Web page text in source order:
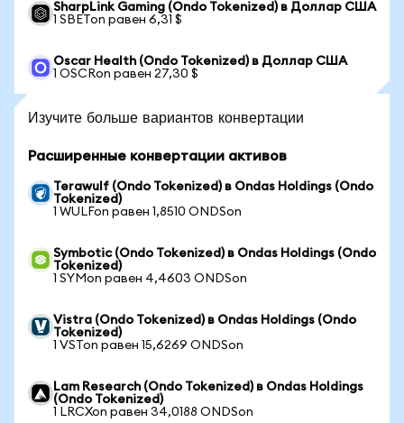
SharpLink Gaming (Ondo Tokenized) в Доллар США
1 SBETon равен 6,31 $
Oscar Health (Ondo Tokenized) в Доллар США
1 OSCRon равен 27,30 $
Изучите больше вариантов конвертации
Расширенные конвертации активов
Terawulf (Ondo Tokenized) в Ondas Holdings (Ondo
Tokenized)
1 WULFon равен 1,8510 ONDSon
Symbotic (Ondo Tokenized) в Ondas Holdings (Ondo
Tokenized)
1 SYMon равен 4,4603 ONDSon
Vistra (Ondo Tokenized) в Ondas Holdings (Ondo
Tokenized)
1 VSTon равен 15,6269 ONDSon
Lam Research (Ondo Tokenized) в Ondas Holdings
(Ondo Tokenized)
1 LRCXon равен 34,0188 ONDSon